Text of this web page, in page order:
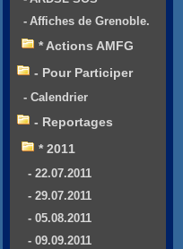
- Affiches de Grenoble.
* Actions AMFG
- Pour Participer
- Calendrier
- Reportages
* 2011
- 22.07.2011
- 29.07.2011
- 05.08.2011
- 09.09.2011